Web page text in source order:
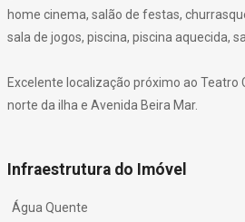
home cinema, salão de festas,
sala de jogos, piscina, piscina aquecida,
Excelente localização próximo ao Teatro
norte da ilha e Avenida Beira Mar.
Infraestrutura do Imóvel
Água Quente